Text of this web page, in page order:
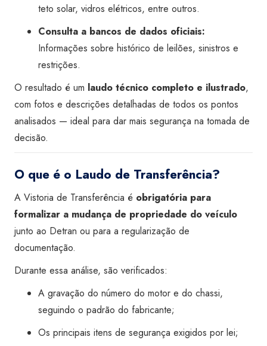
teto solar, vidros elétricos, entre outros.
Consulta a bancos de dados oficiais:
Informações sobre histórico de leilões, sinistros e
restrições.
O resultado é um laudo técnico completo e ilustrado,
com fotos e descrições detalhadas de todos os pontos
analisados — ideal para dar mais segurança na tomada de
decisão.
O que é o Laudo de Transferência?
A Vistoria de Transferência é obrigatória para
formalizar a mudança de propriedade do veículo
junto ao Detran ou para a regularização de
documentação.
Durante essa análise, são verificados:
A gravação do número do motor e do chassi,
seguindo o padrão do fabricante;
Os principais itens de segurança exigidos por lei;